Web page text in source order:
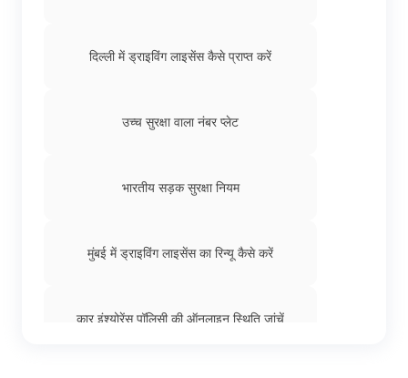
दिल्ली में ड्राइविंग लाइसेंस कैसे प्राप्त करें
उच्च सुरक्षा वाला नंबर प्लेट
भारतीय सड़क सुरक्षा नियम
मुंबई में ड्राइविंग लाइसेंस का रिन्यू कैसे करें
कार इंश्योरेंस पॉलिसी की ऑनलाइन स्थिति जांचें